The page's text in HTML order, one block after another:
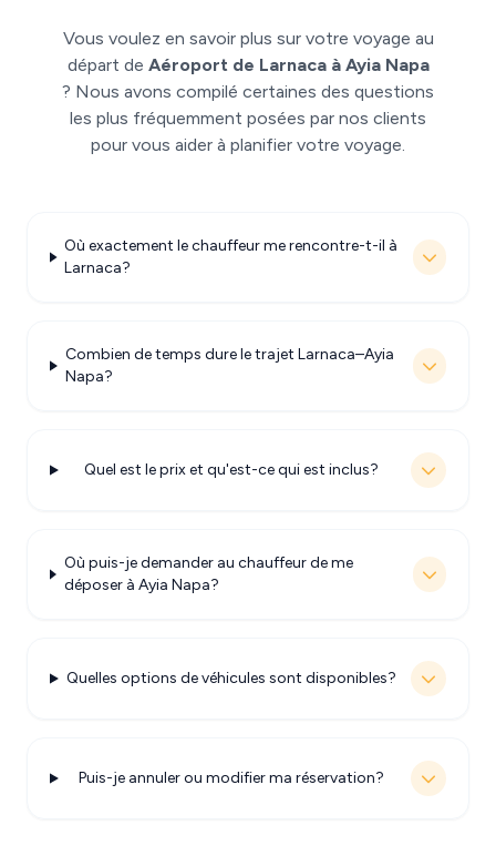
Vous voulez en savoir plus sur votre voyage au
départ de Aéroport de Larnaca à Ayia Napa
? Nous avons compilé certaines des questions
les plus fréquemment posées par nos clients
pour vous aider à planifier votre voyage.
Où exactement le chauffeur me rencontre-t-il à
Larnaca?
Combien de temps dure le trajet Larnaca–Ayia
Napa?
Quel est le prix et qu'est-ce qui est inclus?
Où puis-je demander au chauffeur de me
déposer à Ayia Napa?
Quelles options de véhicules sont disponibles?
Puis-je annuler ou modifier ma réservation?